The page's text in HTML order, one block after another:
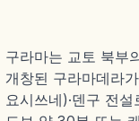
구라마는 교토 북부
개창된 구라마데라
요시쓰네)·덴구 전